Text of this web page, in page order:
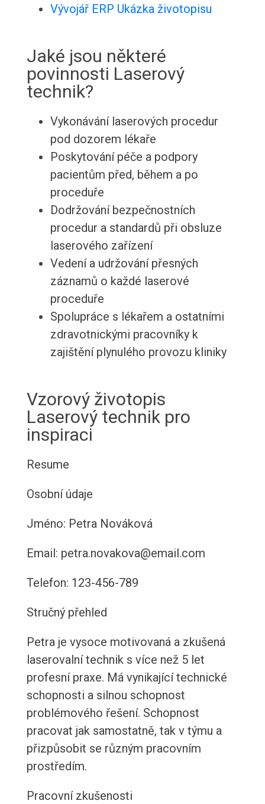
Vývojář ERP Ukázka životopisu
Jaké jsou některé
povinnosti Laserový
technik?
Vykonávání laserových procedur
pod dozorem lékaře
Poskytování péče a podpory
pacientům před, během a po
proceduře
Dodržování bezpečnostních
procedur a standardů při obsluze
laserového zařízení
Vedení a udržování přesných
záznamů o každé laserové
proceduře
Spolupráce s lékařem a ostatními
zdravotnickými pracovníky k
zajištění plynulého provozu kliniky
Vzorový životopis
Laserový technik pro
inspiraci
Resume
Osobní údaje
Jméno: Petra Nováková
Email: petra.novakova@email.com
Telefon: 123-456-789
Stručný přehled
Petra je vysoce motivovaná a zkušená
laserovalní technik s více než 5 let
profesní praxe. Má vynikající technické
schopnosti a silnou schopnost
problémového řešení. Schopnost
pracovat jak samostatně, tak v týmu a
přizpůsobit se různým pracovním
prostředím.
Pracovní zkušenosti